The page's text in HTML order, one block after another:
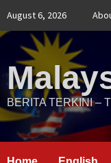
content
August 6, 2026
BERITA TERKINI –